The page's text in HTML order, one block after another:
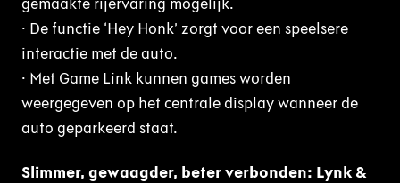
· De functie ‘Hey Honk’ zorgt voor een speelsere
interactie met de auto.
· Met Game Link kunnen games worden
weergegeven op het centrale display wanneer de
auto geparkeerd staat.
Slimmer, gewaagder, beter verbonden: Lynk &